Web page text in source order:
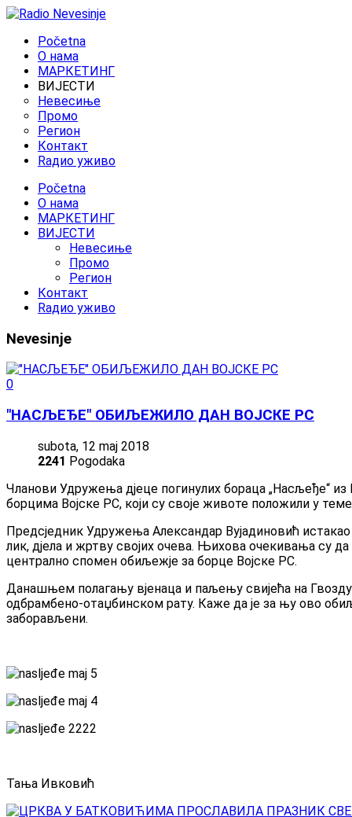
Početna
O нама
МАРКЕТИНГ
ВИЈЕСТИ
Невесиње
Промо
Регион
Контакт
Rадио уживо
Početna
O нама
МАРКЕТИНГ
ВИЈЕСТИ
Невесиње
Промо
Регион
Контакт
Rадио уживо
Nevesinje
0
"НАСЉЕЂЕ" ОБИЉЕЖИЛО ДАН ВОЈСКЕ РС
subota, 12 maj 2018
2241 Pogodaka
Чланови Удружења дјеце погинулих бораца „Насљеђе“
борцима Војске РС, који су своје животе положили у
Предсједник Удружења Александар Вујадиновић
лик, дјела и жртву својих очева. Њихова очекивања су
централно спомен обиљежје за борце Војске РС.
Данашњем полагању вјенаца и паљењу свијећа на
одбрамбено-отаџбинском рату. Каже да је за њу ово
заборављени.
Тања Ивковић